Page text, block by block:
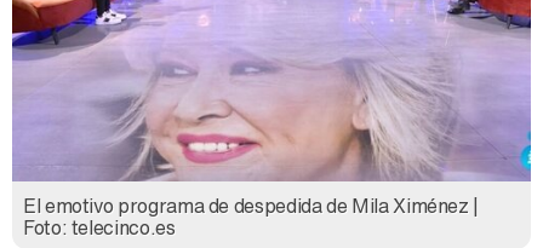
El emotivo programa de despedida de Mila Ximénez |
Foto: telecinco.es